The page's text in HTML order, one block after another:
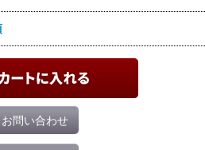
お問い合わせ